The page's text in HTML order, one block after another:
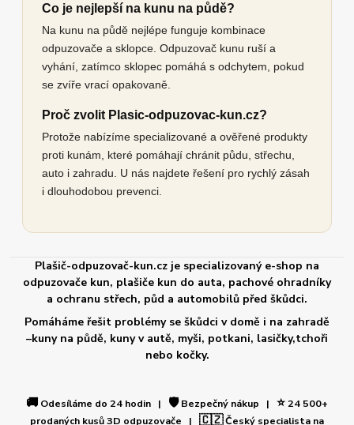
Co je nejlepší na kunu na půdě?
Na kunu na půdě nejlépe funguje kombinace
odpuzovače a sklopce. Odpuzovač kunu ruší a
vyhání, zatímco sklopec pomáhá s odchytem, pokud
se zvíře vrací opakovaně.
Proč zvolit Plasic-odpuzovac-kun.cz?
Protože nabízíme specializované a ověřené produkty
proti kunám, které pomáhají chránit půdu, střechu,
auto i zahradu. U nás najdete řešení pro rychlý zásah
i dlouhodobou prevenci.
Plašič-odpuzovač-kun.cz je specializovaný e-shop na
odpuzovače kun, plašiče kun do auta, pachové ohradníky
a ochranu střech, půd a automobilů před škůdci.
Pomáháme řešit problémy se škůdci v domě i na zahradě
–kuny na půdě, kuny v autě, myši, potkani, lasičky,tchoři
nebo kočky.
🚚 Odesíláme do 24 hodin | 🛡️Bezpečný nákup | ⭐24 500+
prodaných kusů 3D odpuzovače | 🇨🇿Český specialista na